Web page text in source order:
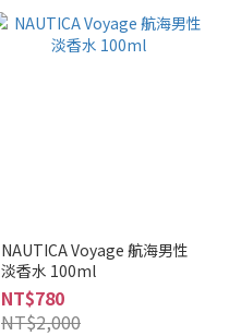
NAUTICA Voyage 航海男性
淡香水 100ml
NT$780
NT$2,000